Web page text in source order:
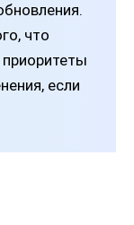
что
если